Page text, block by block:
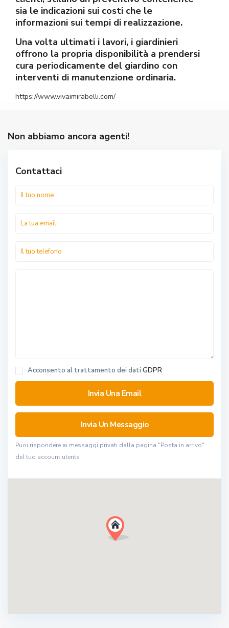
sia le indicazioni sui costi che le
informazioni sui tempi di realizzazione.
Una volta ultimati i lavori, i giardinieri
offrono la propria disponibilità a prendersi
cura periodicamente del giardino con
interventi di manutenzione ordinaria.
https://www.vivaimirabelli.com/
Non abbiamo ancora agenti!
Contattaci
Acconsento al trattamento dei dati GDPR
Puoi rispondere ai messaggi privati ​​dalla pagina "Posta in arrivo"
del tuo account utente